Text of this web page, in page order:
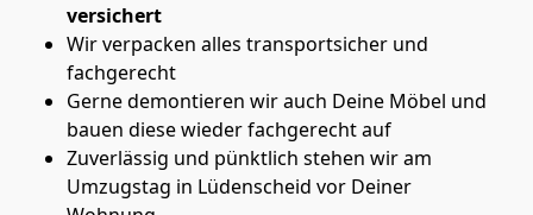
versichert
Wir verpacken alles transportsicher und
fachgerecht
Gerne demontieren wir auch Deine Möbel und
bauen diese wieder fachgerecht auf
Zuverlässig und pünktlich stehen wir am
Umzugstag in Lüdenscheid vor Deiner